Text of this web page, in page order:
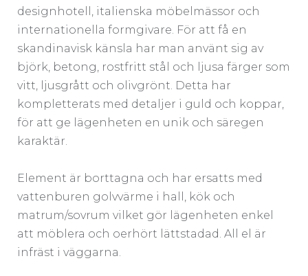
designhotell, italienska möbelmässor och
internationella formgivare. För att få en
skandinavisk känsla har man använt sig av
björk, betong, rostfritt stål och ljusa färger som
vitt, ljusgrått och olivgrönt. Detta har
kompletterats med detaljer i guld och koppar,
för att ge lägenheten en unik och säregen
karaktär.
Element är borttagna och har ersatts med
vattenburen golvvärme i hall, kök och
matrum/sovrum vilket gör lägenheten enkel
att möblera och oerhört lättstadad. All el är
infräst i väggarna.